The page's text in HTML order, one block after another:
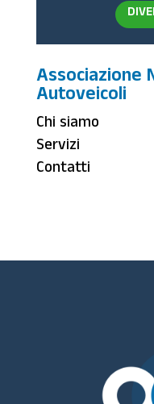
Associazione
Autoveicoli
Chi siamo
Servizi
Contatti